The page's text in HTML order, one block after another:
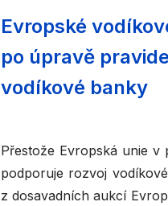
Evropské
po úpravě
vodíkové banky
Přestože Evropská unie v
podporuje rozvoj
z dosavadních aukcí